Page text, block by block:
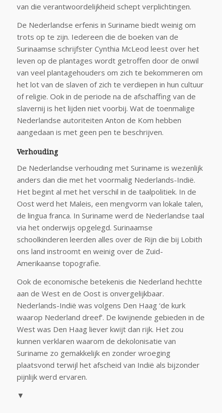
van die verantwoordelijkheid schept verplichtingen.
De Nederlandse erfenis in Suriname biedt weinig om
trots op te zijn. Iedereen die de boeken van de
Surinaamse schrijfster Cynthia McLeod leest over het
leven op de plantages wordt getroffen door de onwil
van veel plantagehouders om zich te bekommeren om
het lot van de slaven of zich te verdiepen in hun cultuur
of religie. Ook in de periode na de afschaffing van de
slavernij is het lijden niet voorbij. Wat de toenmalige
Nederlandse autoriteiten Anton de Kom hebben
aangedaan is met geen pen te beschrijven.
Verhouding
De Nederlandse verhouding met Suriname is wezenlijk
anders dan die met het voormalig Nederlands-Indië.
Het begint al met het verschil in de taalpolitiek. In de
Oost werd het Maleis, een mengvorm van lokale talen,
de lingua franca. In Suriname werd de Nederlandse taal
via het onderwijs opgelegd. Surinaamse
schoolkinderen leerden alles over de Rijn die bij Lobith
ons land instroomt en weinig over de Zuid-
Amerikaanse topografie.
Ook de economische betekenis die Nederland hechtte
aan de West en de Oost is onvergelijkbaar.
Nederlands-Indië was volgens Den Haag ‘de kurk
waarop Nederland dreef’. De kwijnende gebieden in de
West was Den Haag liever kwijt dan rijk. Het zou
kunnen verklaren waarom de dekolonisatie van
Suriname zo gemakkelijk en zonder wroeging
plaatsvond terwijl het afscheid van Indië als bijzonder
pijnlijk werd ervaren.
▼